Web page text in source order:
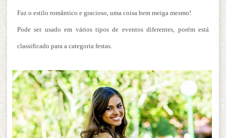
Faz o estilo romântico e gracioso, uma coisa bem meiga mesmo!
Pode ser usado em vários tipos de eventos diferentes, porém está
classificado para a categoria festas.